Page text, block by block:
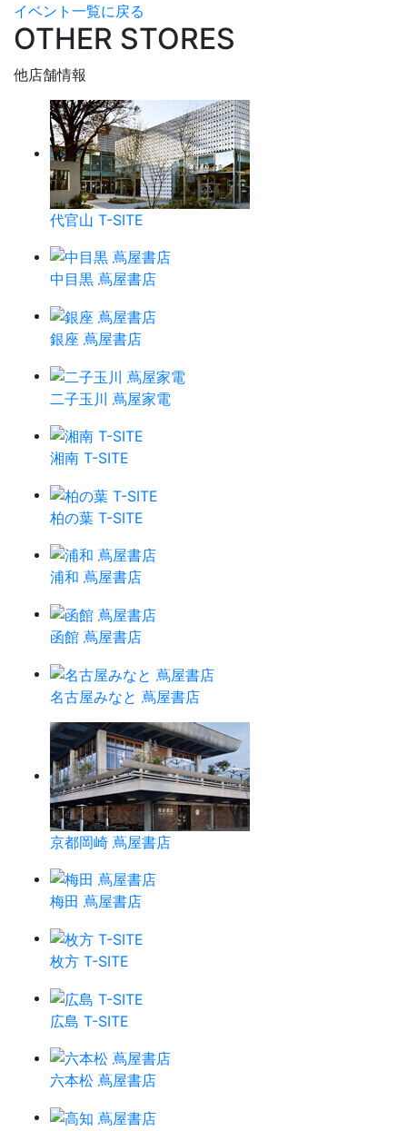
イベント一覧に戻る
OTHER STORES
他店舗情報
代官山 T-SITE
中目黒 蔦屋書店
銀座 蔦屋書店
二子玉川 蔦屋家電
湘南 T-SITE
柏の葉 T-SITE
浦和 蔦屋書店
函館 蔦屋書店
名古屋みなと 蔦屋書店
京都岡崎 蔦屋書店
梅田 蔦屋書店
枚方 T-SITE
広島 T-SITE
六本松 蔦屋書店